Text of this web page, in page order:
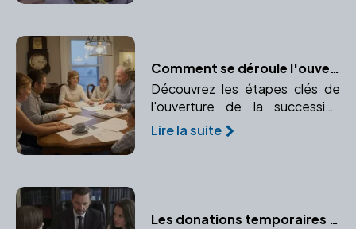
Comment se déroule l'ouverture de la succession ?
Découvrez les étapes clés de
l'ouverture de la succession
après le décès d'un proche.
Comprendre le rôle crucial du
Lire la suite
Les donations temporaires d'usufruit : un outil d'optimisation fiscale